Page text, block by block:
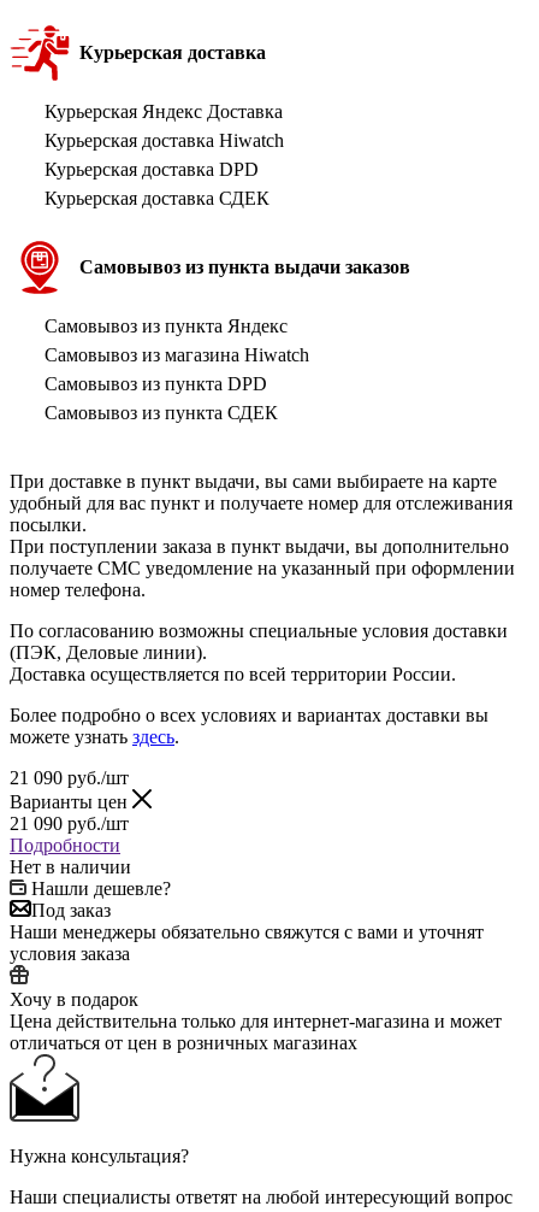
Курьерская доставка
Курьерская Яндекс Доставка
Курьерская доставка Hiwatch
Курьерская доставка DPD
Курьерская доставка СДЕК
Самовывоз из пункта выдачи заказов
Самовывоз из пункта Яндекс
Самовывоз из магазина Hiwatch
Самовывоз из пункта DPD
Самовывоз из пункта СДЕК
При доставке в пункт выдачи, вы сами выбираете на карте
удобный для вас пункт и получаете номер для отслеживания
посылки.
При поступлении заказа в пункт выдачи, вы дополнительно
получаете СМС уведомление на указанный при оформлении
номер телефона.
По согласованию возможны специальные условия доставки
(ПЭК, Деловые линии).
Доставка осуществляется по всей территории России.
Более подробно о всех условиях и вариантах доставки вы
можете узнать здесь.
21 090 руб./шт
Варианты цен
21 090 руб./шт
Подробности
Нет в наличии
Нашли дешевле?
Под заказ
Наши менеджеры обязательно свяжутся с вами и уточнят
условия заказа
Хочу в подарок
Цена действительна только для интернет-магазина и может
отличаться от цен в розничных магазинах
Нужна консультация?
Наши специалисты ответят на любой интересующий вопрос